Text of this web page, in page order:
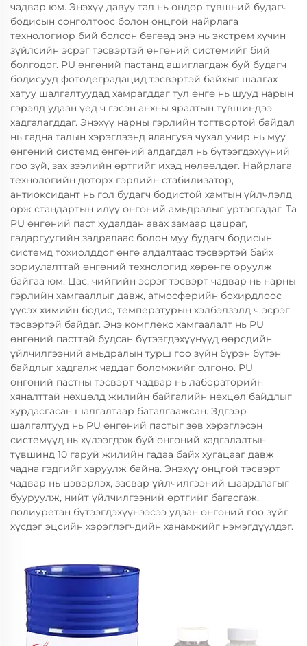
чадвар юм. Энэхүү давуу тал нь өндөр түвшний будагч
бодисын сонголтоос болон онцгой найрлага
технологиор бий болсон бөгөөд энэ нь экстрем хүчин
зүйлсийн эсрэг тэсвэртэй өнгөний системийг бий
болгодог. PU өнгөний пастанд ашиглагдаж буй будагч
бодисууд фотодеградацид тэсвэртэй байхыг шалгах
хатуу шалгалтуудад хамрагддаг тул өнгө нь шууд нарын
гэрэлд удаан үед ч гэсэн анхны яралтын түвшиндээ
хадгалагддаг. Энэхүү нарны гэрлийн тогтвортой байдал
нь гадна талын хэрэглээнд ялангуяа чухал учир нь муу
өнгөний системд өнгөний алдагдал нь бүтээгдэхүүний
гоо зүй, зах зээлийн өртгийг ихэд нөлөөлдөг. Найрлага
технологийн доторх гэрлийн стабилизатор,
антиоксидант нь гол будагч бодистой хамтын үйлчлэлд
орж стандартын илүү өнгөний амьдралыг уртасгадаг. Та
PU өнгөний паст худалдан авах замаар цацраг,
гадаргуугийн задралаас болон муу будагч бодисын
системд тохиолддог өнгө алдалтаас тэсвэртэй байх
зориулалттай өнгөний технологид хөрөнгө оруулж
байгаа юм. Цас, чийгийн эсрэг тэсвэрт чадвар нь нарны
гэрлийн хамгааллыг давж, атмосферийн бохирдлоос
үүсэх химийн бодис, температурын хэлбэлзэлд ч эсрэг
тэсвэртэй байдаг. Энэ комплекс хамгаалалт нь PU
өнгөний пасттай будсан бүтээгдэхүүнүүд өөрсдийн
үйлчилгээний амьдралын турш гоо зүйн бүрэн бүтэн
байдлыг хадгалж чаддаг боломжийг олгоно. PU
өнгөний пастны тэсвэрт чадвар нь лабораторийн
хяналттай нөхцөлд жилийн байгалийн нөхцөл байдлыг
хурдасгасан шалгалтаар баталгаажсан. Эдгээр
шалгалтууд нь PU өнгөний пастыг зөв хэрэглэсэн
системүүд нь хүлээгдэж буй өнгөний хадгалалтын
түвшинд 10 гаруй жилийн гадаа байх хугацааг давж
чадна гэдгийг харуулж байна. Энэхүү онцгой тэсвэрт
чадвар нь цэвэрлэх, засвар үйлчилгээний шаардлагыг
бууруулж, нийт үйлчилгээний өртгийг багасгаж,
полиуретан бүтээгдэхүүнээсээ удаан өнгөний гоо зүйг
хүсдэг эцсийн хэрэглэгчдийн ханамжийг нэмэгдүүлдэг.